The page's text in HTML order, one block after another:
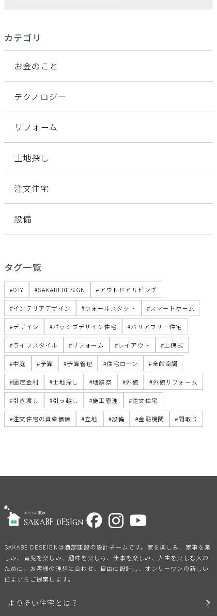
カテゴリ
お金のこと
テクノロジー
リフォーム
土地探し
注文住宅
設備
タグ一覧
DIY SAKABEDESIGN アウトドアリビング
インテリアデザイン ウォールスタット スマートホーム
デザイン パッシブデザイン住宅 バリアフリー住宅
ライフスタイル リフォーム レイアウト 上棟式
中庭 予算 予算管理 住宅ローン 全館空調
固定金利 土地探し 地鎮祭 外観 外観リフォーム
引き渡し 引っ越し 施工管理 注文住宅
注文住宅の資産価値 立地 設備 金融機関 間取り
SAKABE DESEIGNは酒部建設の設計チームです。家を楽しみ、家事を楽
しみ、育児を楽しみ、趣味を楽しみ、仕事を楽しみ、人生を楽しむ人の
ために、お客様の理想に合わせ、自由に設計し、オンリーワンの新しい
住まいをご提案します。
よりそい住宅とは？